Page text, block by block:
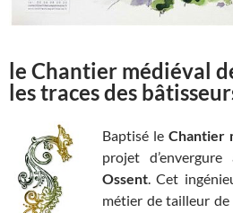
le Chantier médiéval
les traces des
Baptisé le Chantier
projet
Ossent. Cet
métier de tailleur